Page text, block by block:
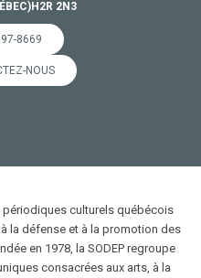
H2R 2N3
8669
NOUS
culturels québécois
la défense et à la promotion des
en 1978, la SODEP regroupe
consacrées aux arts, à la